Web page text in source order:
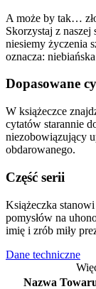
A może by tak…
Skorzystaj z
niesiemy życzenia
oznacza:
Dopasowane
W książeczce
cytatów starannie
niezobowiązujący
obdarowanego.
Część serii
Książeczka
pomysłów na
imię i zrób miły
Dane techniczne
Nazwa